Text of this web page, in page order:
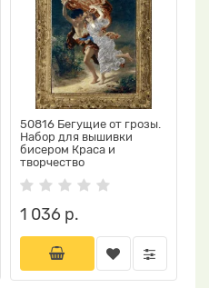
50816 Бегущие от грозы.
Набор для вышивки
бисером Краса и
творчество
1 036 р.